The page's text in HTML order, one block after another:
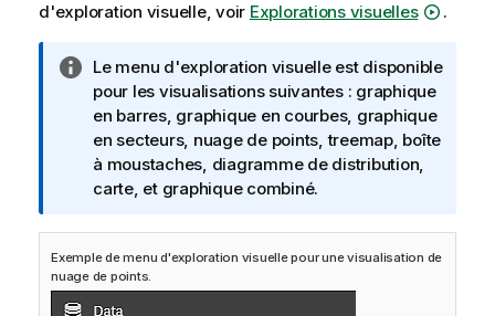
d'exploration visuelle, voir Explorations visuelles .
N
o
t
e
I
n
o
r
m
a
Le menu d'exploration visuelle est disponible
pour les visualisations suivantes : graphique
en barres, graphique en courbes, graphique
en secteurs, nuage de points, treemap, boîte
à moustaches, diagramme de distribution,
carte, et graphique combiné.
Exemple de menu d'exploration visuelle pour une visualisation de
nuage de points.